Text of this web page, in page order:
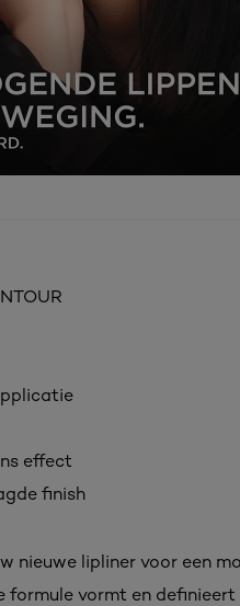
effect
finish
nieuwe lipliner voor een
formule vormt en definieert